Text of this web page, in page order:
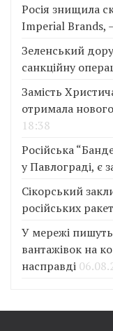
Росія знищила
Imperial Brands,
Зеленський
санкційну
Замість
отримала
18:38
Російська
у Павлограді, є
Сікорський
російських
У мережі пишуть
вантажівок на
насправді